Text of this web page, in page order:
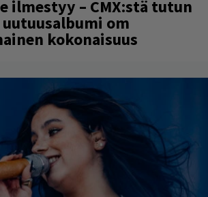
ilmestyy – CMX:stä tutun
uutuusalbumi om
kokonaisuus